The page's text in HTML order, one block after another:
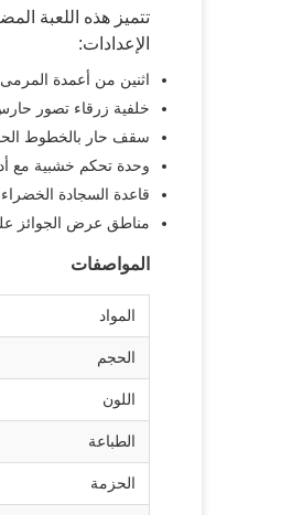
تتميز هذه اللعبة
الإعدادات:
اثنين من أعمدة
خلفية زرقاء تصور
سقف حار بالخطوط
وحدة تحكم خشبية مع
قاعدة السجادة
مناطق عرض الجوائز
المواصفات
المواد
الحجم
اللون
الطباعة
الحزمة